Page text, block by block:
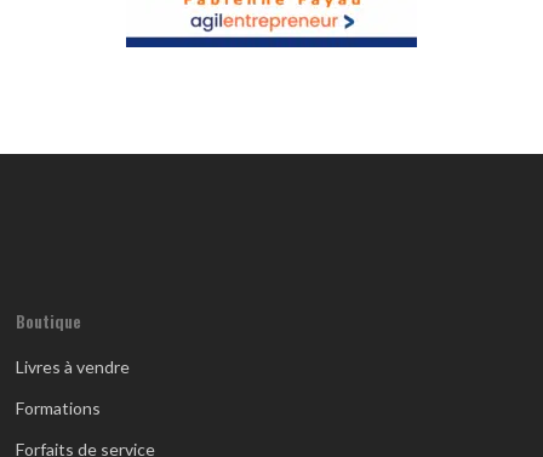
Boutique
Livres à vendre
Formations
Forfaits de service